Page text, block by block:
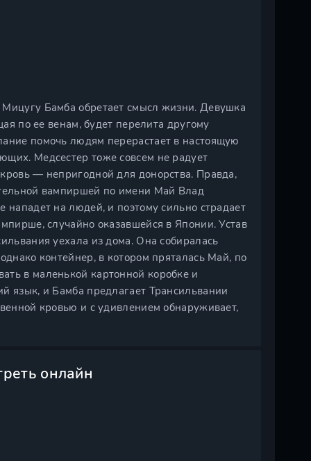
Бамба обретает смысл жизни. Девушка
по ее венам, будет перелита другому
помочь людям перерастает в настоящую
Медсестер тоже совсем не радует
— непригодной для донорства. Правда,
вампиршей по имени Май Влад
на людей, и поэтому сильно страдает
случайно оказавшейся в Японии. Устав
уехала из дома. Она собиралась
контейнер, в котором пряталась Май, по
в маленькой картонной коробке и
язык, и Бамба предлагает Трансильвании
кровью и с удивлением обнаруживает,
онлайн